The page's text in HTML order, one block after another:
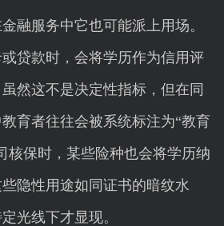
融服务中它也可能派上用场。
贷款时，会将学历作为信用评
然这不是决定性指标，但在同
育者往往会被系统标注为“教育
核保时，某些险种也会将学历纳
隐性用途如同证书的暗纹水
光线下才显现。